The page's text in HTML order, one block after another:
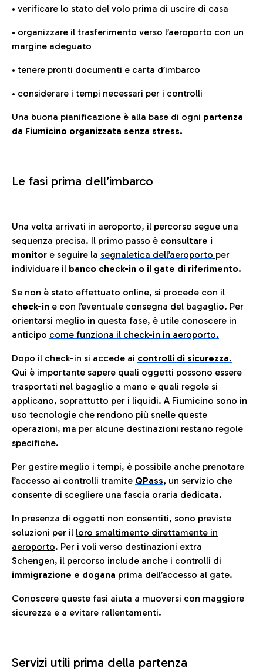
• verificare lo stato del volo prima di uscire di casa
• organizzare il trasferimento verso l’aeroporto con un
margine adeguato
• tenere pronti documenti e carta d’imbarco
• considerare i tempi necessari per i controlli
Una buona pianificazione è alla base di ogni partenza
da Fiumicino organizzata senza stress.
Le fasi prima dell’imbarco
Una volta arrivati in aeroporto, il percorso segue una
sequenza precisa. Il primo passo è consultare i
monitor e seguire la segnaletica dell’aeroporto per
individuare il banco check-in o il gate di riferimento.
Se non è stato effettuato online, si procede con il
check-in e con l’eventuale consegna del bagaglio. Per
orientarsi meglio in questa fase, è utile conoscere in
anticipo come funziona il check-in in aeroporto.
Dopo il check-in si accede ai controlli di sicurezza.
Qui è importante sapere quali oggetti possono essere
trasportati nel bagaglio a mano e quali regole si
applicano, soprattutto per i liquidi. A Fiumicino sono in
uso tecnologie che rendono più snelle queste
operazioni, ma per alcune destinazioni restano regole
specifiche.
Per gestire meglio i tempi, è possibile anche prenotare
l’accesso ai controlli tramite QPass, un servizio che
consente di scegliere una fascia oraria dedicata.
In presenza di oggetti non consentiti, sono previste
soluzioni per il loro smaltimento direttamente in
aeroporto. Per i voli verso destinazioni extra
Schengen, il percorso include anche i controlli di
immigrazione e dogana prima dell’accesso al gate.
Conoscere queste fasi aiuta a muoversi con maggiore
sicurezza e a evitare rallentamenti.
Servizi utili prima della partenza